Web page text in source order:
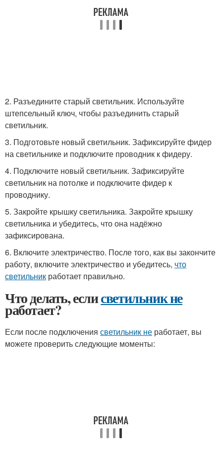
2. Разъедините старый светильник. Используйте
штепсельный ключ, чтобы разъединить старый
светильник.
3. Подготовьте новый светильник. Зафиксируйте фидер
на светильнике и подключите проводник к фидеру.
4. Подключите новый светильник. Зафиксируйте
светильник на потолке и подключите фидер к
проводнику.
5. Закройте крышку светильника. Закройте крышку
светильника и убедитесь, что она надёжно
зафиксирована.
6. Включите электричество. После того, как вы закончите
работу, включите электричество и убедитесь, что
светильник работает правильно.
Что делать, еслисветильник не
работает?
Если после подключения светильник не работает, вы
можете проверить следующие моменты: